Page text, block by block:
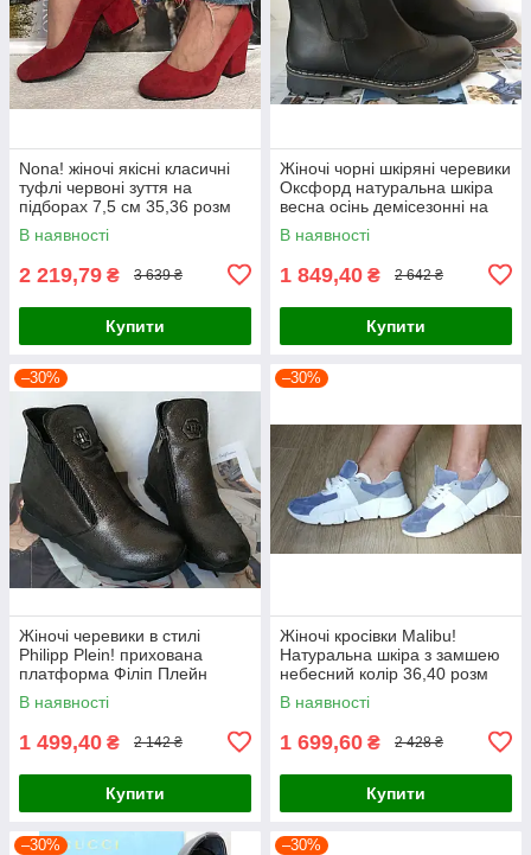
Nona! жіночі якісні класичні
туфлі червоні зуття на
підборах 7,5 см 35,36 розм
В наявності
2 219,79 ₴ 3 639 ₴
Купити
Жіночі чорні шкіряні черевики
Оксфорд натуральна шкіра
весна осінь демісезонні на
низькому ходу 38 розм
В наявності
1 849,40 ₴ 2 642 ₴
Купити
–30%
Жіночі черевики в стилі
Philipp Plein! прихована
платформа Філіп Плейн
шкіра нікель 36 розм
В наявності
1 499,40 ₴ 2 142 ₴
Купити
–30%
Жіночі кросівки Malibu!
Натуральна шкіра з замшею
небесний колір 36,40 розм
В наявності
1 699,60 ₴ 2 428 ₴
Купити
–30% –30%